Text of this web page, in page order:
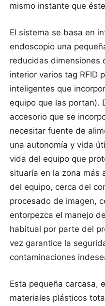
mismo instante que
El sistema se basa en
endoscopio una
reducidas dimensiones
interior varios tag RFID
inteligentes que
equipo que las portan).
accesorio que se
necesitar fuente de
una autonomía y vida
vida del equipo que
situaría en la zona más
del equipo, cerca del
procesado de imagen,
entorpezca el manejo
habitual por parte del
vez garantice la
contaminaciones
Esta pequeña carcasa,
materiales plásticos